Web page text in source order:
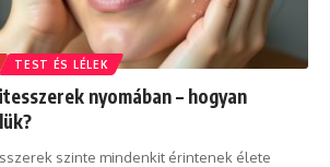
TEST ÉS LÉLEK
nyomában – hogyan
szinte mindenkit érintenek élete